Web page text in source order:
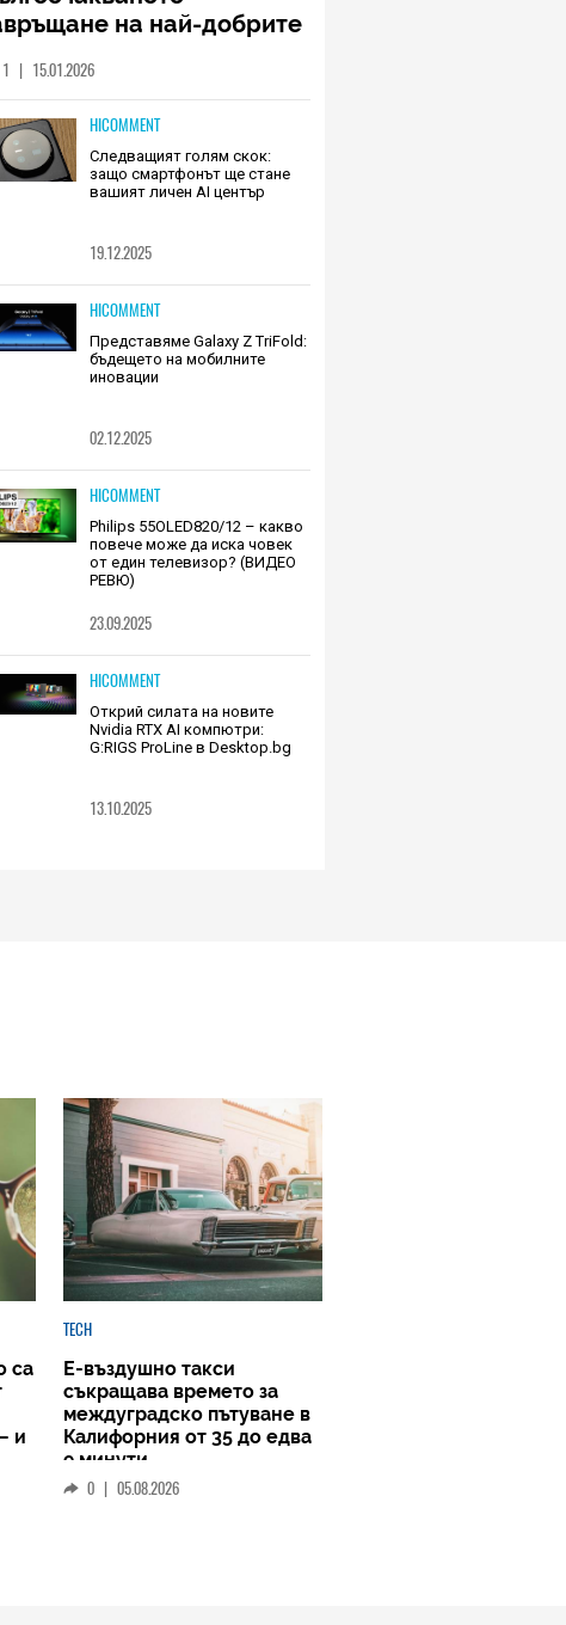
на най-добрите
1 | 15.01.2026
HICOMMENT
Следващият голям скок:
защо смартфонът ще стане
вашият личен AI център
19.12.2025
HICOMMENT
Представяме Galaxy Z TriFold:
бъдещето на мобилните
иновации
02.12.2025
HICOMMENT
Philips 55OLED820/12 – какво
повече може да иска човек
от един телевизор? (ВИДЕО
РЕВЮ)
23.09.2025
HICOMMENT
Открий силата на новите
Nvidia RTX AI компютри:
G:RIGS ProLine в Desktop.bg
13.10.2025
са
и
TECH
Е-въздушно такси
съкращава времето за
междуградско пътуване в
Калифорния от 35 до едва
9 минути
0 | 05.08.2026